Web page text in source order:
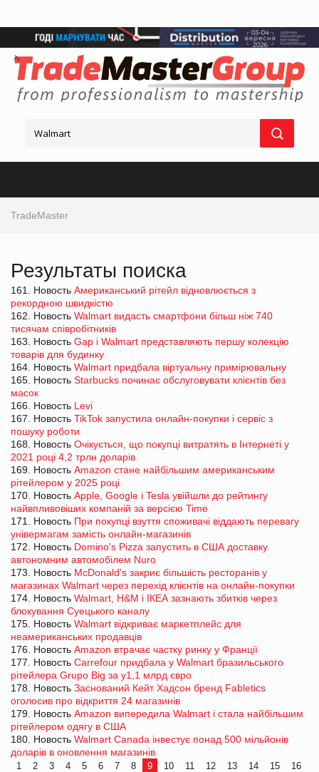
TradeMaster
Результаты поиска
161. Новость Американський рітейл відновлюється з
рекордною швидкістю
162. Новость Walmart видасть смартфони більш ніж 740
тисячам співробітників
163. Новость Gap і Walmart представляють першу колекцію
товарів для будинку
164. Новость Walmart придбала віртуальну примірювальну
165. Новость Starbucks починає обслуговувати клієнтів без
масок
166. Новость Levi
167. Новость TikTok запустила онлайн-покупки і сервіс з
пошуку роботи
168. Новость Очікується, що покупці витратять в Інтернеті у
2021 році 4,2 трлн доларів
169. Новость Amazon стане найбільшим американським
рітейлером у 2025 році
170. Новость Apple, Google і Tesla увійшли до рейтингу
найвпливовіших компаній за версією Time
171. Новость При покупці взуття споживачі віддають перевагу
універмагам замість онлайн-магазинів
172. Новость Domino's Pizza запустить в США доставку
автономним автомобілем Nuro
173. Новость McDonald's закриє більшість ресторанів у
магазинах Walmart через перехід клієнтів на онлайн-покупки
174. Новость Walmart, H&M і ІКЕА зазнають збитків через
блокування Суецького каналу
175. Новость Walmart відкриває маркетплейс для
неамериканських продавців
176. Новость Amazon втрачає частку ринку у Франції
177. Новость Carrefour придбала у Walmart бразильського
рітейлера Grupo Big за у1,1 млрд євро
178. Новость Заснований Кейт Хадсон бренд Fabletics
оголосив про відкриття 24 магазинів
179. Новость Amazon випередила Walmart і стала найбільшим
рітейлером одягу в США
180. Новость Walmart Canada інвестує понад 500 мільйонів
доларів в оновлення магазинів
1 2 3 4 5 6 7 8 9 10 11 12 13 14 15
16